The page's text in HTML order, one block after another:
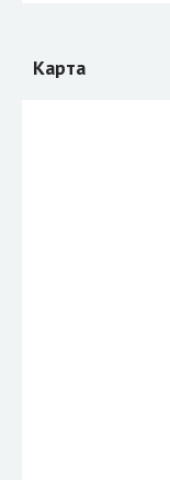
Карта